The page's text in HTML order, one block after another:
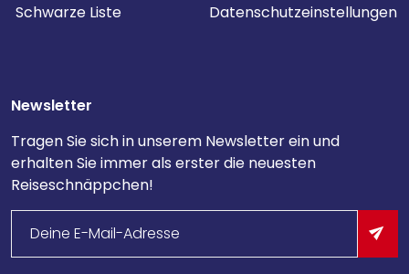
Schwarze Liste
Datenschutzeinstellungen
Newsletter
Tragen Sie sich in unserem Newsletter ein und
erhalten Sie immer als erster die neuesten
Reiseschnäppchen!